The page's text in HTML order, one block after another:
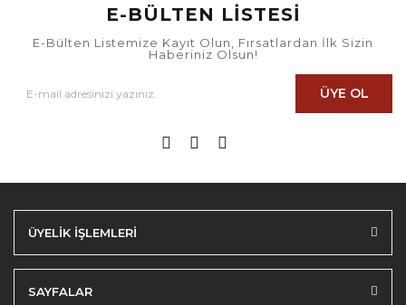
E-BÜLTEN LİSTESİ
E-Bülten Listemize Kayıt Olun, Fırsatlardan İlk Sizin
Haberiniz Olsun!
ÜYE OL
ÜYELİK İŞLEMLERİ
SAYFALAR